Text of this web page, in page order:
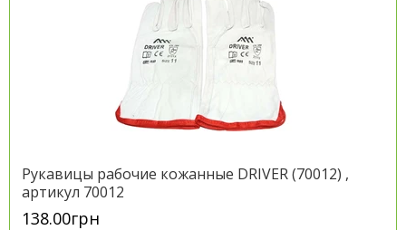
Рукавицы рабочие кожанные DRIVER (70012) ,
артикул 70012
138.00грн